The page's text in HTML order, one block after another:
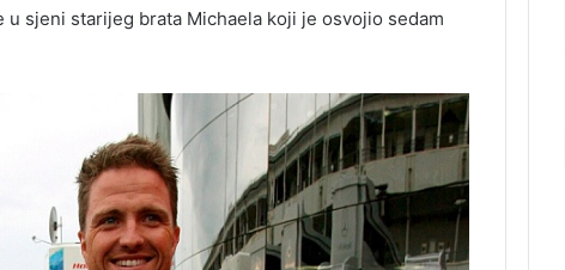
sjeni starijeg brata Michaela koji je osvojio sedam